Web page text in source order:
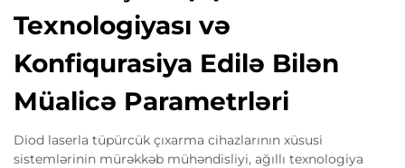
Texnologiyası və
Konfiqurasiya Edilə Bilən
Müalicə Parametrləri
Diod laserla tüpürcük çıxarma cihazlarının xüsusi
sistemlərinin mürəkkəb mühəndisliyi, ağıllı texnologiya